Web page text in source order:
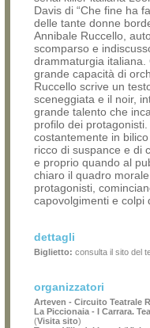
Davis di “Che fine ha
delle tante donne
Annibale Ruccello,
scomparso e
drammaturgia italiana.
grande capacità di
Ruccello scrive un
sceneggiata e il noir,
grande talento che
profilo dei
costantemente in
ricco di suspance e di
e proprio quando al
chiaro il quadro
protagonisti,
capovolgimenti e colpi
dettagli
Biglietto: consulta il sito del
organizzatori
Arteven - Circuito Teatrale
La Piccionaia - I Carrara.
(Visita sito)